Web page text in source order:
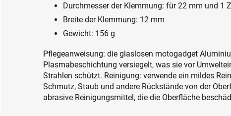
Durchmesser der Klemmung: für 22 mm und 1
Breite der Klemmung: 12 mm
Gewicht: 156 g
Pflegeanweisung: die glaslosen motogadget
Plasmabeschichtung versiegelt, was sie vor
Strahlen schützt. Reinigung: verwende ein mildes
Schmutz, Staub und andere Rückstände von der
abrasive Reinigungsmittel, die die Oberfläche